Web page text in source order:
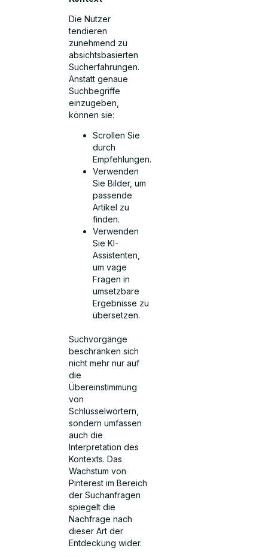
Die Nutzer
tendieren
zunehmend zu
absichtsbasierten
Sucherfahrungen.
Anstatt genaue
Suchbegriffe
einzugeben,
können sie:
Scrollen Sie
durch
Empfehlungen.
Verwenden
Sie Bilder, um
passende
Artikel zu
finden.
Verwenden
Sie KI-
Assistenten,
um vage
Fragen in
umsetzbare
Ergebnisse zu
übersetzen.
Suchvorgänge
beschränken sich
nicht mehr nur auf
die
Übereinstimmung
von
Schlüsselwörtern,
sondern umfassen
auch die
Interpretation des
Kontexts. Das
Wachstum von
Pinterest im Bereich
der Suchanfragen
spiegelt die
Nachfrage nach
dieser Art der
Entdeckung wider.